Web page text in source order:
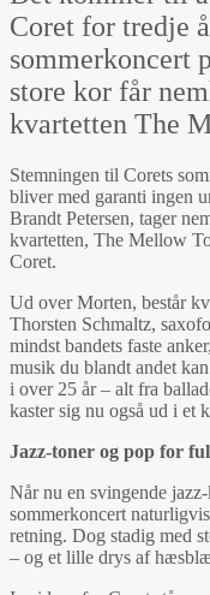
Coret for tredje
sommerkoncert
store kor får
kvartetten The
Stemningen til Corets
bliver med garanti ingen
Brandt Petersen, tager
kvartetten, The Mellow
Coret.
Ud over Morten, består
Thorsten Schmaltz,
mindst bandets faste
musik du blandt andet
i over 25 år – alt fra
kaster sig nu også ud i et
Jazz-toner og pop for
Når nu en svingende
sommerkoncert
retning. Dog stadig med
– og et lille drys af